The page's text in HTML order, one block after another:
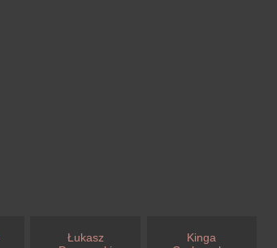
Łukasz
Kinga